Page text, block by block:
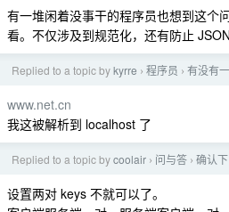
有一堆闲着没事干的程序员也想到这个
看。不仅涉及到规范化，还有防止
Replied to a topic bykyrre › 程序员 › 有没有
www.net.cn
我这被解析到 localhost 了
Replied to a topic bycoolair › 问与答 › 确认
设置两对 keys 不就可以了。